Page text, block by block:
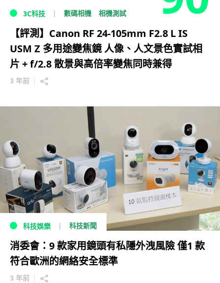
3C科技 數碼相機 相機測試
【評測】Canon RF 24-105mm F2.8 L IS
USM Z 多用途變焦鏡 人像、人文景色實試相
片 + f/2.8 散景與高倍率變焦同時兼得
3 年前
科技娛樂 科技新聞
消委會：9 款家用鏡頭有私隱外洩風險 僅1 款
符合歐洲的網絡安全標準
3 年前